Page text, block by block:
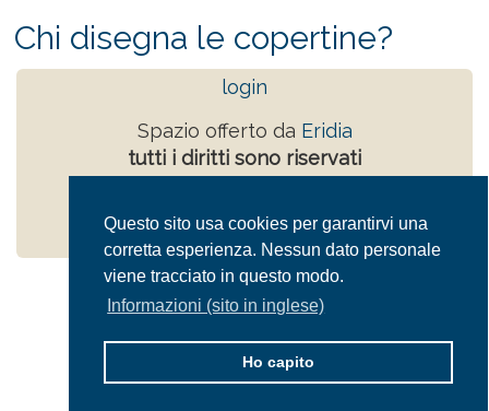
Questo sito usa cookies per garantirvi una
corretta esperienza. Nessun dato personale
viene tracciato in questo modo.
Informazioni (sito in inglese)
Ho capito
Chi disegna le copertine?
login
Spazio offerto da Eridia
tutti i diritti sono riservati
Privacy Policy